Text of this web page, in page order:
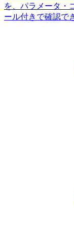
を、パラメータ・
ール付きで確認で